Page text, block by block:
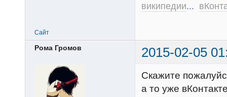
википедии...
Сайт
Рома Громов 2015-02-05
Скажите
а то уже